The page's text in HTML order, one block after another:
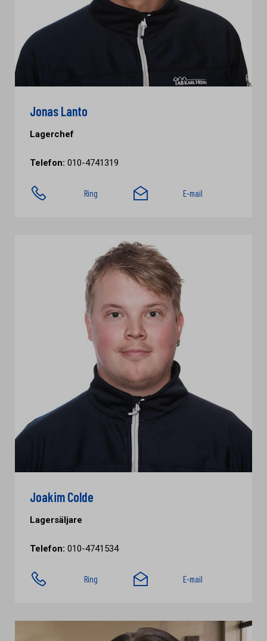
Jonas Lanto
Lagerchef
Telefon: 010-4741319
Ring E-mail
Joakim Colde
Lagersäljare
Telefon: 010-4741534
Ring E-mail